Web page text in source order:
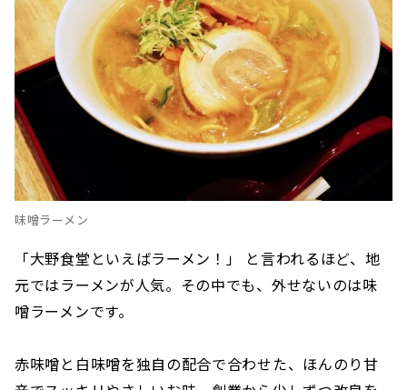
味噌ラーメン
「大野食堂といえばラーメン！」 と言われるほど、地
元ではラーメンが人気。その中でも、外せないのは味
噌ラーメンです。
赤味噌と白味噌を独自の配合で合わせた、ほんのり甘